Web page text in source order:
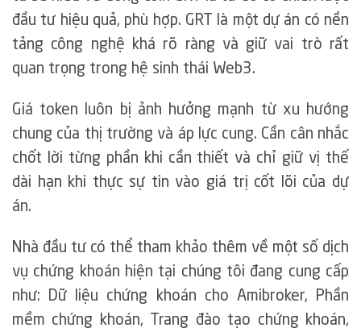
đầu tư hiệu quả, phù hợp. GRT là một dự án có nền
tảng công nghệ khá rõ ràng và giữ vai trò rất
quan trọng trong hệ sinh thái Web3.
Giá token luôn bị ảnh hưởng mạnh từ xu hướng
chung của thị trường và áp lực cung. Cần cân nhắc
chốt lời từng phần khi cần thiết và chỉ giữ vị thế
dài hạn khi thực sự tin vào giá trị cốt lõi của dự
án.
Nhà đầu tư có thể tham khảo thêm về một số dịch
vụ chứng khoán hiện tại chúng tôi đang cung cấp
như: Dữ liệu chứng khoán cho Amibroker, Phần
mềm chứng khoán, Trang đào tạo chứng khoán,